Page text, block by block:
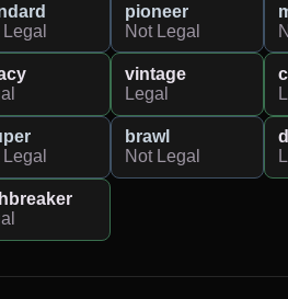
pioneer
Not Legal
vintage
Legal
brawl
Not Legal